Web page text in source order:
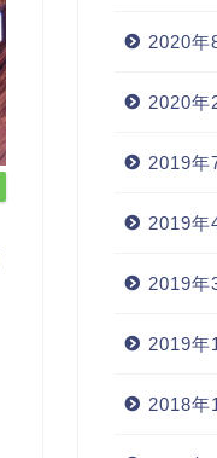
2020年
2020年
2019年
2019年
2019年
2019年
2018年